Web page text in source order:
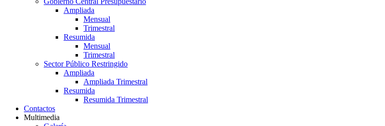
Ampliada
Mensual
Trimestral
Resumida
Mensual
Trimestral
Sector Público Restringido
Ampliada
Ampliada Trimestral
Resumida
Resumida Trimestral
Contactos
Multimedia